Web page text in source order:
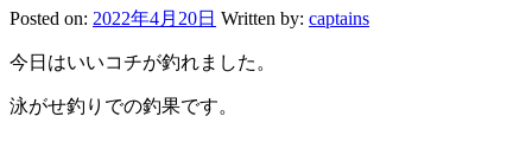
Posted on: 2022年4月20日 Written by: captains
今日はいいコチが釣れました。
泳がせ釣りでの釣果です。